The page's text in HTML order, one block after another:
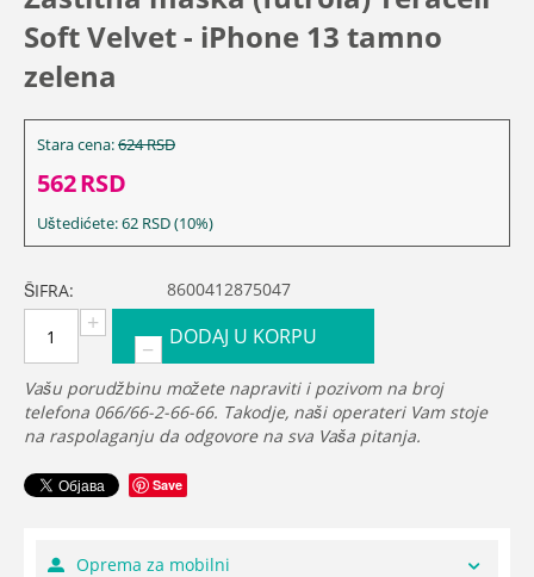
Soft Velvet - iPhone 13 tamno
zelena
Stara cena:624RSD
562RSD
Uštedićete:62 RSD(10%)
ŠIFRA: 8600412875047
+
−
DODAJ U KORPU
Vašu porudžbinu možete napraviti i pozivom na broj
telefona 066/66-2-66-66. Takodje, naši operateri Vam stoje
na raspolaganju da odgovore na sva Vaša pitanja.
Save
Oprema za mobilni